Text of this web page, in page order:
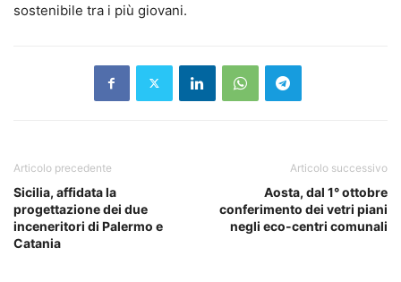
sostenibile tra i più giovani.
Articolo precedente
Sicilia, affidata la
progettazione dei due
inceneritori di Palermo e
Catania
Articolo successivo
Aosta, dal 1° ottobre
conferimento dei vetri piani
negli eco-centri comunali